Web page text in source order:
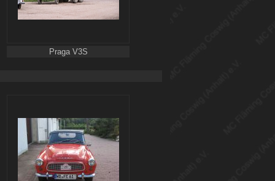
Praga V3S